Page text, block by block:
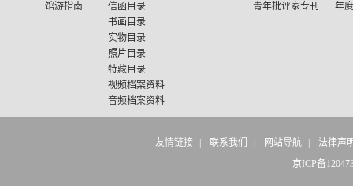
馆游指南
信函目录
书画目录
实物目录
照片目录
特藏目录
视频档案资料
音频档案资料
青年批评家专刊
年
友情链接 联系我们 网站导航
法律声
京ICP备